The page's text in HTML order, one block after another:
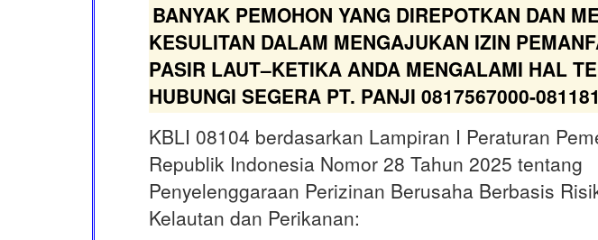
BANYAK PEMOHON YANG DIREPOTKAN DAN
KESULITAN DALAM MENGAJUKAN IZIN
PASIR LAUT–KETIKA ANDA MENGALAMI HAL
HUBUNGI SEGERA PT. PANJI 0817567000-
KBLI 08104 berdasarkan Lampiran I Peraturan
Republik Indonesia Nomor 28 Tahun 2025 tentang
Penyelenggaraan Perizinan Berusaha Berbasis
Kelautan dan Perikanan: